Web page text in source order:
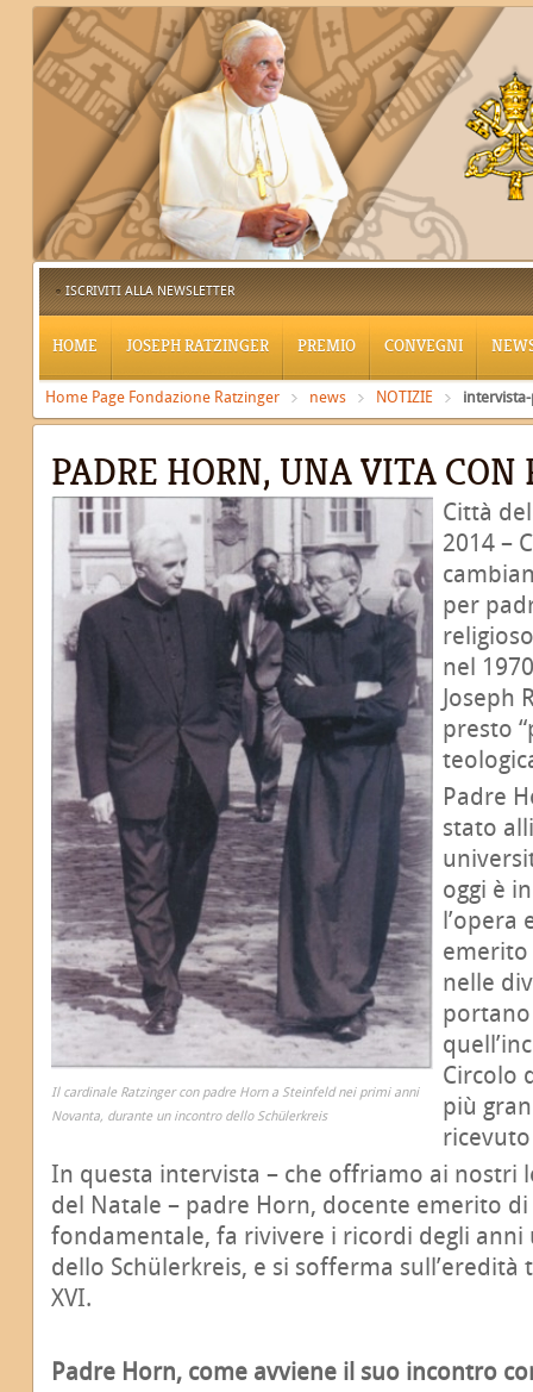
ISCRIVITI ALLA NEWSLETTER
HOME JOSEPH RATZINGER PREMIO CONVEGNI
Home Page Fondazione Ratzinger news NOTIZIE
PADRE HORN, UNA VITA CON
Il cardinale Ratzinger con padre Horn a Steinfeld nei primi anni
Novanta, durante un incontro dello Schülerkreis
Città
2014 –
per
nel
Joseph
presto
Padre
stato
oggi è
l’opera
emerito
nelle
Circolo
più
In questa intervista – che offriamo ai nostri
del Natale – padre Horn, docente emerito di
fondamentale, fa rivivere i ricordi degli anni
dello Schülerkreis, e si sofferma
XVI.
Padre Horn, come avviene il suo incontro